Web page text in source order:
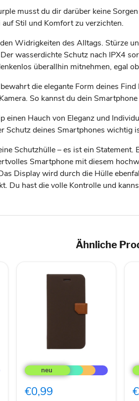
musst du dir darüber keine
Stil und Komfort zu verzichten.
Widrigkeiten des Alltags. Stürze
wasserdichte Schutz nach IPX4
überallhin mitnehmen, egal
die elegante Form deines
So kannst du dein
Hauch von Eleganz und
Schutz deines Smartphones wichtig
Schutzhülle – es ist ein
Smartphone mit diesem
Display wird durch die Hülle
Du hast die volle Kontrolle und
Ähnliche
Magnetverschluss,
Fächer
Standfunktion
€0,99